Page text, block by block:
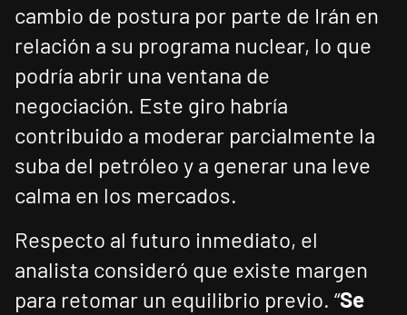
cambio de postura por parte de Irán en
relación a su programa nuclear, lo que
podría abrir una ventana de
negociación. Este giro habría
contribuido a moderar parcialmente la
suba del petróleo y a generar una leve
calma en los mercados.
Respecto al futuro inmediato, el
analista consideró que existe margen
para retomar un equilibrio previo. “Se